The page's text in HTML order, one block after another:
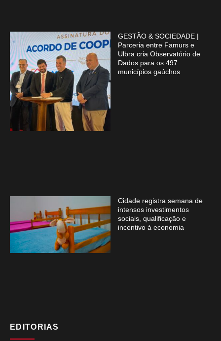
GESTÃO & SOCIEDADE |
Parceria entre Famurs e
Ulbra cria Observatório de
Dados para os 497
municípios gaúchos
Cidade registra semana de
intensos investimentos
sociais, qualificação e
incentivo à economia
EDITORIAS